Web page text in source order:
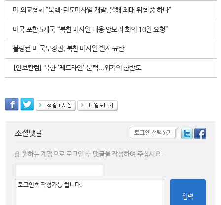
미 외교협회 “북핵·탄도미사일 개발, 올해 최대 위협 중 하나”
미국 포함 5개국 “북한 미사일 대응 안보리 회의 10일 요청”
블링컨 미 국무장관, 북한 미사일 발사 규탄
[안보칼럼] 북한 ‘레드라인’ 문턱...위기의 한반도
소셜댓글
원하는 계정으로 로그인 후 댓글을 작성하여 주십시요.
입력